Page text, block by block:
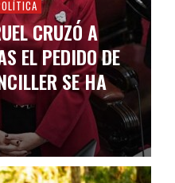
CRUZÓ A
EL PEDIDO DE
SE HA